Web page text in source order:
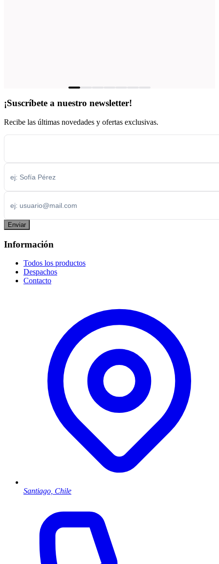
¡Suscríbete a nuestro newsletter!
Recibe las últimas novedades y ofertas exclusivas.
Enviar
Información
Todos los productos
Despachos
Contacto
Santiago, Chile